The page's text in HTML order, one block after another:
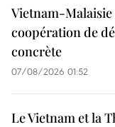
Vietnam-Malaisie
coopération de
concrète
07/08/2026 01:52
Le Vietnam et la